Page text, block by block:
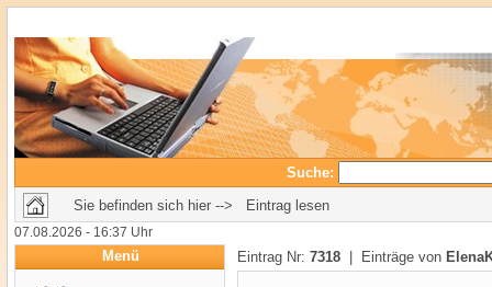
Suche:
Sie befinden sich hier --> Eintrag lesen
07.08.2026 - 16:37 Uhr
Menü Eintrag Nr: 7318 | Einträge von